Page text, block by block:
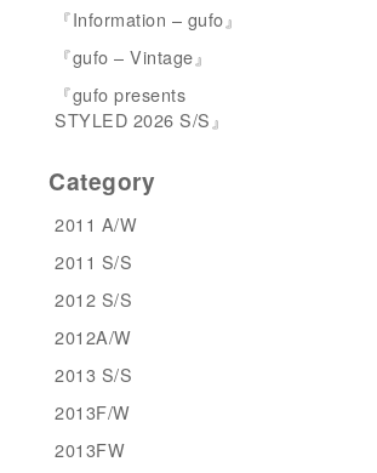
『Information – gufo』
『gufo – Vintage』
『gufo presents
STYLED 2026 S/S』
Category
2011 A/W
2011 S/S
2012 S/S
2012A/W
2013 S/S
2013F/W
2013FW